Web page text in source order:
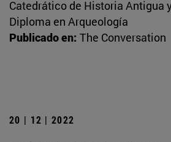
Catedrático de Historia Antigua
Diploma en Arqueología
Publicado en: The Conversation
20 | 12 | 2022